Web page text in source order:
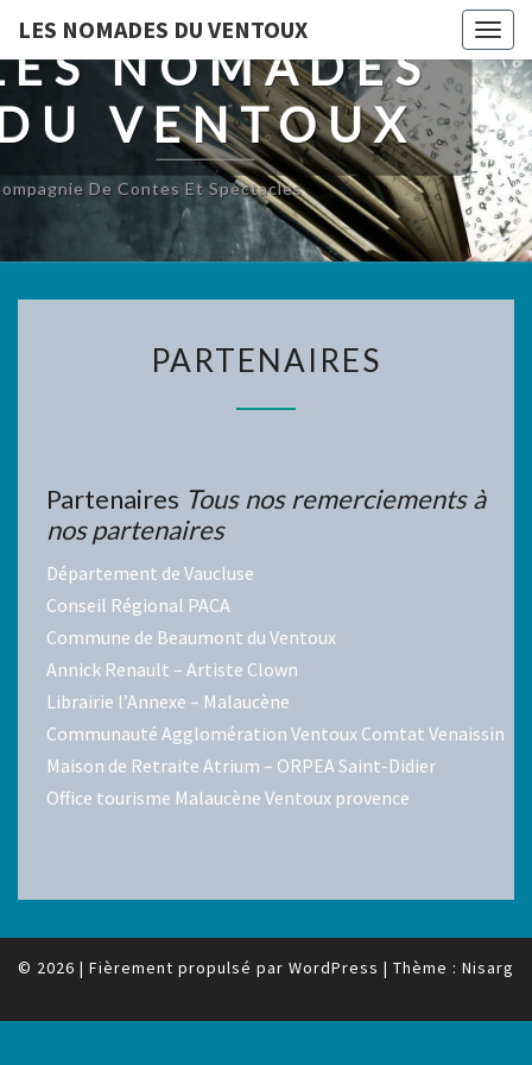
LES NOMADES DU VENTOUX
NOMADES
VENTOUX
De Contes Et Spectacles
PARTENAIRES
Partenaires Tous nos remerciements à
nos partenaires
Département de Vaucluse
Conseil Régional PACA
Commune de Beaumont du Ventoux
Annick Renault – Artiste Clown
Librairie l’Annexe – Malaucène
Communauté Agglomération Ventoux Comtat Venaissin
Maison de Retraite Atrium – ORPEA Saint-Didier
Office tourisme Malaucène Ventoux provence
© 2026 | Fièrement propulsé par WordPress | Thème : Nisarg